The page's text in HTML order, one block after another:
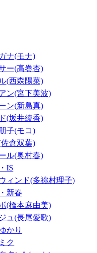
ナ(モナ)
ー(高巻杏)
(西森陽菜)
ン(宮下美波)
ン(新島真)
(坂井綾香)
子(モコ)
倉双葉)
ル(奥村春)
IS
ィンド(多祢村理子)
新春
(橋本麻由美)
ュ(長尾愛歌)
かり
ク